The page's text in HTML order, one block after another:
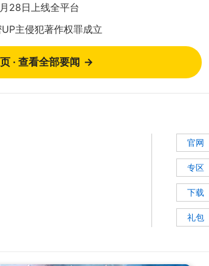
28日上线全平台
主侵犯著作权罪成立
· 查看全部要闻 →
官网
专区
下载
礼包